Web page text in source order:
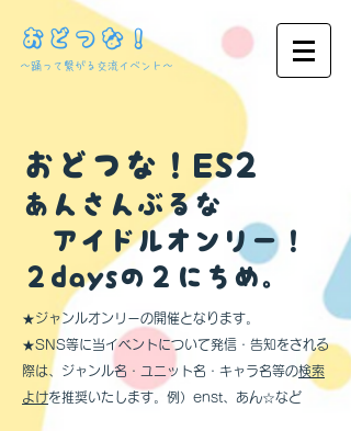
おどつな！
​～踊って繋がる交流イベント～
おどつな！ES​2
あんさんぶるな
アイドルオンリー！
２daysの２にちめ。
★ジャンルオンリーの開催となります。
★SNS等に当イベントについて発信・告知をされる
際は、ジャンル名・ユニット名・キャラ名等の検索
よけを推奨いたします。例）enst、あん☆など